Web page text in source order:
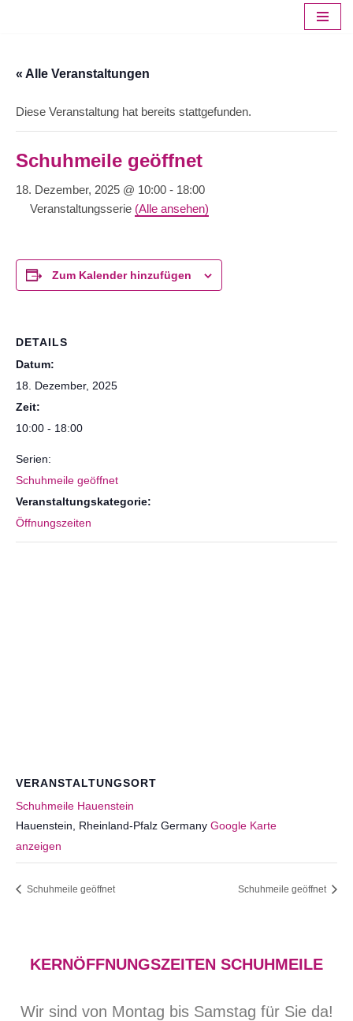
springen
« Alle Veranstaltungen
Diese Veranstaltung hat bereits stattgefunden.
Schuhmeile geöffnet
18. Dezember, 2025 @ 10:00 - 18:00
Veranstaltungsserie (Alle ansehen)
Zum Kalender hinzufügen
DETAILS
Datum:
18. Dezember, 2025
Zeit:
10:00 - 18:00
Serien:
Schuhmeile geöffnet
Veranstaltungskategorie:
Öffnungszeiten
VERANSTALTUNGSORT
Schuhmeile Hauenstein
Hauenstein
Rheinland-Pfalz Germany Google Karte
anzeigen
Schuhmeile geöffnet Schuhmeile geöffnet
KERNÖFFNUNGSZEITEN SCHUHMEILE
Wir sind von Montag bis Samstag für Sie da!